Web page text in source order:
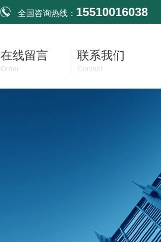
全国咨询热线： 15510016038
在线留言
Order
联系我们
Contact